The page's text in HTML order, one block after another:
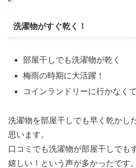
洗濯物がすぐ乾く！
部屋干しでも洗濯物が乾く
梅雨の時期に大活躍！
コインランドリーに行かなく
洗濯物を部屋干しでも早く乾かし
思います。
口コミでも洗濯物が部屋干しでも
嬉しい！という声が多かったです。